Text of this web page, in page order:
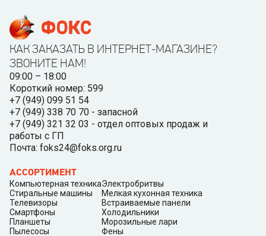
КАК ЗАКАЗАТЬ В ИНТЕРНЕТ-МАГАЗИНЕ?
ЗВОНИТЕ НАМ!
09:00 – 18:00
Короткий номер: 599
+7 (949) 099 51 54
+7 (949) 338 70 70 - запасной
+7 (949) 321 32 03 - отдел оптовых продаж и
работы с ГП
Почта: foks24@foks.org.ru
АССОРТИМЕНТ
Компьютерная техника
Стиральные машины
Телевизоры
Смартфоны
Планшеты
Пылесосы
Электробритвы
Мелкая кухонная техника
Встраиваемые панели
Холодильники
Морозильные лари
Фены